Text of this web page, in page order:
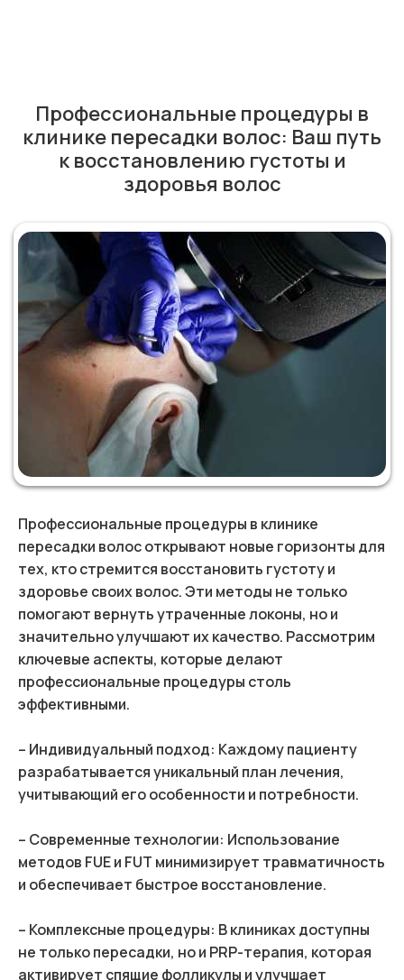
Профессиональные процедуры в
клинике пересадки волос: Ваш путь
к восстановлению густоты и
здоровья волос
Профессиональные процедуры в клинике
пересадки волос открывают новые горизонты для
тех, кто стремится восстановить густоту и
здоровье своих волос. Эти методы не только
помогают вернуть утраченные локоны, но и
значительно улучшают их качество. Рассмотрим
ключевые аспекты, которые делают
профессиональные процедуры столь
эффективными.
– Индивидуальный подход: Каждому пациенту
разрабатывается уникальный план лечения,
учитывающий его особенности и потребности.
– Современные технологии: Использование
методов FUE и FUT минимизирует травматичность
и обеспечивает быстрое восстановление.
– Комплексные процедуры: В клиниках доступны
не только пересадки, но и PRP-терапия, которая
активирует спящие фолликулы и улучшает